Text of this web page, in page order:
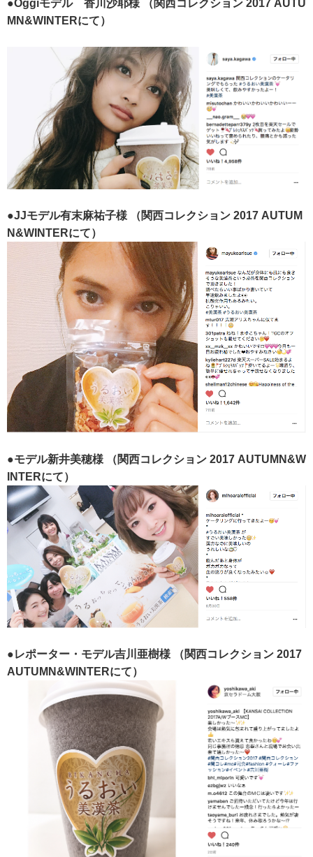
●Oggiモデル 香川沙耶様
（関西コレクション 2017 AUTU
MN&WINTERにて）
●JJモデル有末麻祐子様
（関西コレクション 2017 AUTUM
N&WINTERにて）
●モデル新井美穂様
（関西コレクション 2017 AUTUMN&W
INTERにて）
●レポーター・モデル吉川亜樹様
（関西コレクション 2017
AUTUMN&WINTERにて）